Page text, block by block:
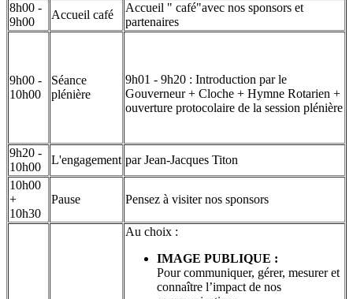
8h00 -
9h00
Accueil café
Accueil " café"avec nos sponsors et
partenaires
9h00 -
10h00
Séance
plénière
9h01 - 9h20 : Introduction par le
Gouverneur + Cloche + Hymne Rotarien +
ouverture protocolaire de la session plénière
9h20 -
10h00
L'engagement par Jean-Jacques Titon
10h00
+
10h30
Pause Pensez à visiter nos sponsors
Au choix :
IMAGE PUBLIQUE :
Pour communiquer, gérer, mesurer et
connaître l’impact de nos